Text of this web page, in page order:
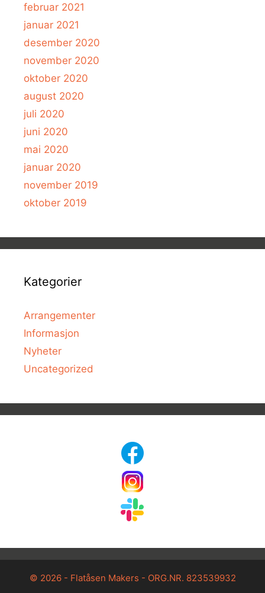
februar 2021
januar 2021
desember 2020
november 2020
oktober 2020
august 2020
juli 2020
juni 2020
mai 2020
januar 2020
november 2019
oktober 2019
Kategorier
Arrangementer
Informasjon
Nyheter
Uncategorized
© 2026 - Flatåsen Makers - ORG.NR. 823539932